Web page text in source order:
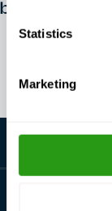
Statistics
Marketing